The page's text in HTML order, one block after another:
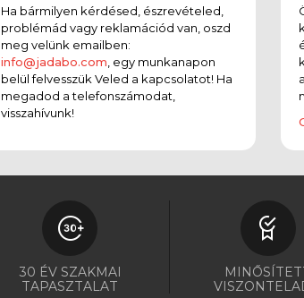
Ha bármilyen kérdésed, észrevételed,
problémád vagy reklamációd van, oszd
meg velünk emailben:
info@jadabo.com , egy munkanapon
belül felvesszük Veled a kapcsolatot! Ha
megadod a telefonszámodat,
visszahívunk!
30 ÉV SZAKMAI
TAPASZTALAT